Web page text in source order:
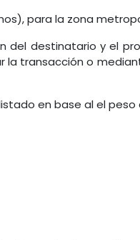
para la zona
del destinatario y el
transacción o
en base al el peso